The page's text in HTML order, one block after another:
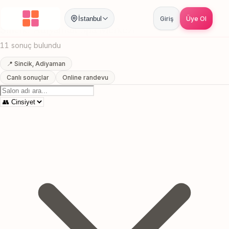
İstanbul Giriş Üye Ol
Anasayfa / Adiyaman / Spa Merkezi
Sincik, Adiyaman Spa Merkezi
11 sonuç bulundu
📍 Sincik, Adiyaman
Canlı sonuçlar
Online randevu